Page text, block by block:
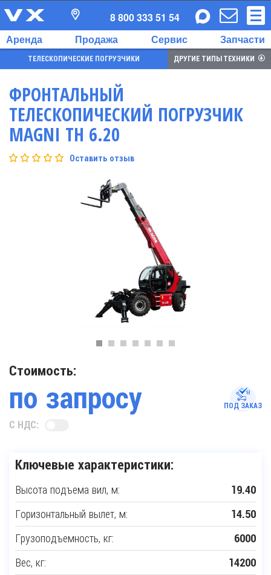
Аренда Продажа Сервис Запчасти
8 800 333 51 54
ТЕЛЕСКОПИЧЕСКИЕ ПОГРУЗЧИКИ ДРУГИЕ ТИПЫ ТЕХНИКИ
ФРОНТАЛЬНЫЙ
ТЕЛЕСКОПИЧЕСКИЙ ПОГРУЗЧИК
MAGNI TH 6.20
Оставить отзыв
Ключевые характеристики:
Высота подъема вил, м: 19.40
Горизонтальный вылет, м: 14.50
Грузоподъемность, кг: 6000
Вес, кг: 14200
Стоимость:
по запросу ПОД ЗАКАЗ
С НДС: